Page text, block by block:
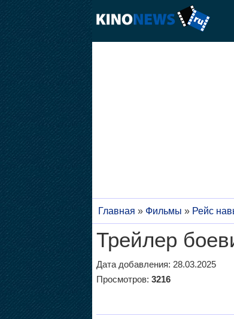
Главная » Фильмы » Рейс
Трейлер
Дата добавления: 28.03.2025
Просмотров: 3216